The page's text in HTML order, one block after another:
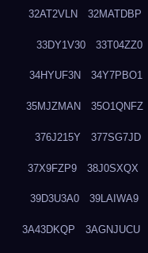
32AT2VLN 32MATDBP
33DY1V30 33T04ZZ0
34HYUF3N 34Y7PBO1
35MJZMAN 35O1QNFZ
376J215Y 377SG7JD
37X9FZP9 38J0SXQX
39D3U3A0 39LAIWA9
3A43DKQP 3AGNJUCU